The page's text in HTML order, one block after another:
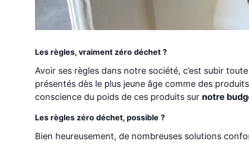
Les règles, vraiment zéro déchet ?
Avoir ses règles dans notre société, c’est subir
présentés dès le plus jeune âge comme des
conscience du poids de ces produits sur notre
Les règles zéro déchet, possible ?
Bien heureusement, de nombreuses solutions